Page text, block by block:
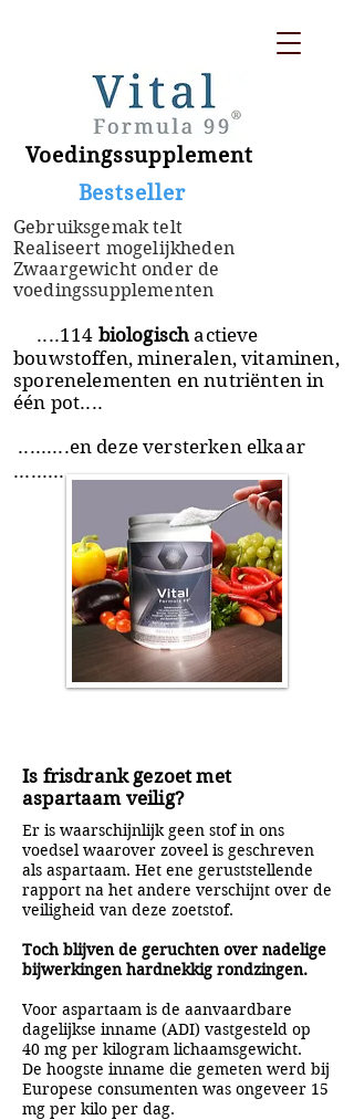
Voedingssupplement
​ Bestseller
Gebruiksgemak telt
Realiseert mogelijkheden
Zwaargewicht onder de
voedingssupplementen
....114 biologischactieve
bouwstoffen, mineralen, vitaminen,
sporenelementen en nutriënten in
één pot....
.........en deze versterken elkaar
.........
Is frisdrank gezoet met
aspartaam veilig?
Er is waarschijnlijk geen stof in ons
voedsel waarover zoveel is geschreven
als aspartaam. Het ene geruststellende
rapport na het andere verschijnt over de
veiligheid van deze zoetstof.
Toch blijven de geruchten over nadelige
bijwerkingen hardnekkig rondzingen.
Voor aspartaam is de aanvaardbare
dagelijkse inname (ADI) vastgesteld op
40 mg per kilogram lichaamsgewicht.
De hoogste inname die gemeten werd bij
Europese consumenten was ongeveer 15
mg per kilo per dag.